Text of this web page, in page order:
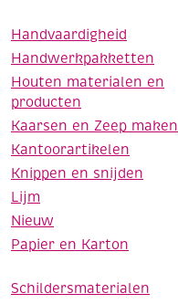
Handvaardigheid
Handwerkpakketten
Houten materialen en
producten
Kaarsen en Zeep maken
Kantoorartikelen
Knippen en snijden
Lijm
Nieuw
Papier en Karton
Schildersmaterialen